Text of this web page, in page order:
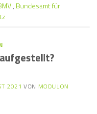
, Bundesamt für
2021 VON MODULON